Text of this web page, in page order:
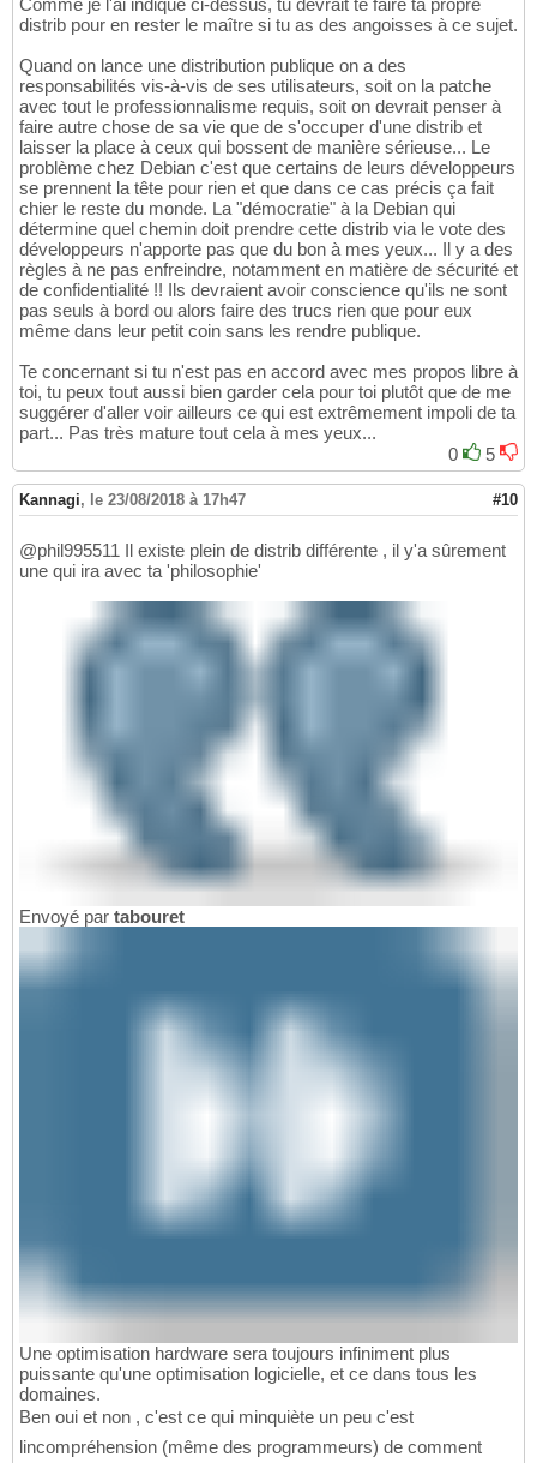
Comme je l'ai indiqué ci-dessus, tu devrait te faire ta propre
distrib pour en rester le maître si tu as des angoisses à ce sujet.
Quand on lance une distribution publique on a des
responsabilités vis-à-vis de ses utilisateurs, soit on la patche
avec tout le professionnalisme requis, soit on devrait penser à
faire autre chose de sa vie que de s'occuper d'une distrib et
laisser la place à ceux qui bossent de manière sérieuse... Le
problème chez Debian c'est que certains de leurs développeurs
se prennent la tête pour rien et que dans ce cas précis ça fait
chier le reste du monde. La "démocratie" à la Debian qui
détermine quel chemin doit prendre cette distrib via le vote des
développeurs n'apporte pas que du bon à mes yeux... Il y a des
règles à ne pas enfreindre, notamment en matière de sécurité et
de confidentialité !! Ils devraient avoir conscience qu'ils ne sont
pas seuls à bord ou alors faire des trucs rien que pour eux
même dans leur petit coin sans les rendre publique.
Te concernant si tu n'est pas en accord avec mes propos libre à
toi, tu peux tout aussi bien garder cela pour toi plutôt que de me
suggérer d'aller voir ailleurs ce qui est extrêmement impoli de ta
part... Pas très mature tout cela à mes yeux...
0
5
Kannagi, le 23/08/2018 à 17h47 #10
@phil995511 Il existe plein de distrib différente , il y'a sûrement
une qui ira avec ta 'philosophie'
Envoyé par tabouret
Une optimisation hardware sera toujours infiniment plus
puissante qu'une optimisation logicielle, et ce dans tous les
domaines.
Ben oui et non , c'est ce qui minquiète un peu c'est
lincompréhension (même des programmeurs) de comment